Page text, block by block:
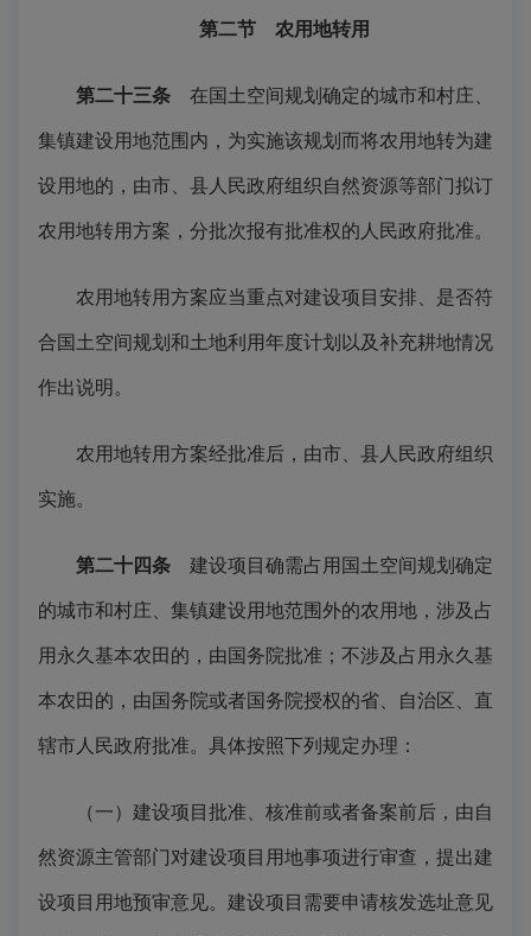
第二节 农用地转用
第二十三条 在国土空间规划确定的城市和村庄、
集镇建设用地范围内，为实施该规划而将农用地转为建
设用地的，由市、县人民政府组织自然资源等部门拟订
农用地转用方案，分批次报有批准权的人民政府批准。
农用地转用方案应当重点对建设项目安排、是否符
合国土空间规划和土地利用年度计划以及补充耕地情况
作出说明。
农用地转用方案经批准后，由市、县人民政府组织
实施。
第二十四条 建设项目确需占用国土空间规划确定
的城市和村庄、集镇建设用地范围外的农用地，涉及占
用永久基本农田的，由国务院批准；不涉及占用永久基
本农田的，由国务院或者国务院授权的省、自治区、直
辖市人民政府批准。具体按照下列规定办理：
（一）建设项目批准、核准前或者备案前后，由自
然资源主管部门对建设项目用地事项进行审查，提出建
设项目用地预审意见。建设项目需要申请核发选址意见